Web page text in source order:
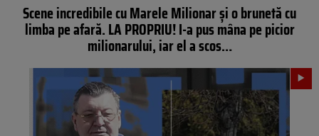
Scene incredibile cu Marele Milionar și o brunetă cu
limba pe afară. LA PROPRIU! I-a pus mâna pe picior
milionarului, iar el a scos…